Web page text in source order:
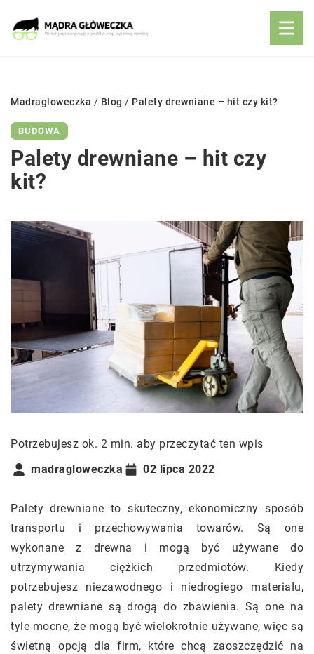
Madragloweczka / Blog / Palety drewniane – hit czy kit?
BUDOWA
Palety drewniane – hit czy
kit?
Potrzebujesz ok. 2 min. aby przeczytać ten wpis
madragloweczka
02 lipca 2022
Palety drewniane to skuteczny, ekonomiczny sposób
transportu i przechowywania towarów. Są one
wykonane z drewna i mogą być używane do
utrzymywania ciężkich przedmiotów. Kiedy
potrzebujesz niezawodnego i niedrogiego materiału,
palety drewniane są drogą do zbawienia. Są one na
tyle mocne, że mogą być wielokrotnie używane, więc są
świetną opcją dla firm, które chcą zaoszczędzić na